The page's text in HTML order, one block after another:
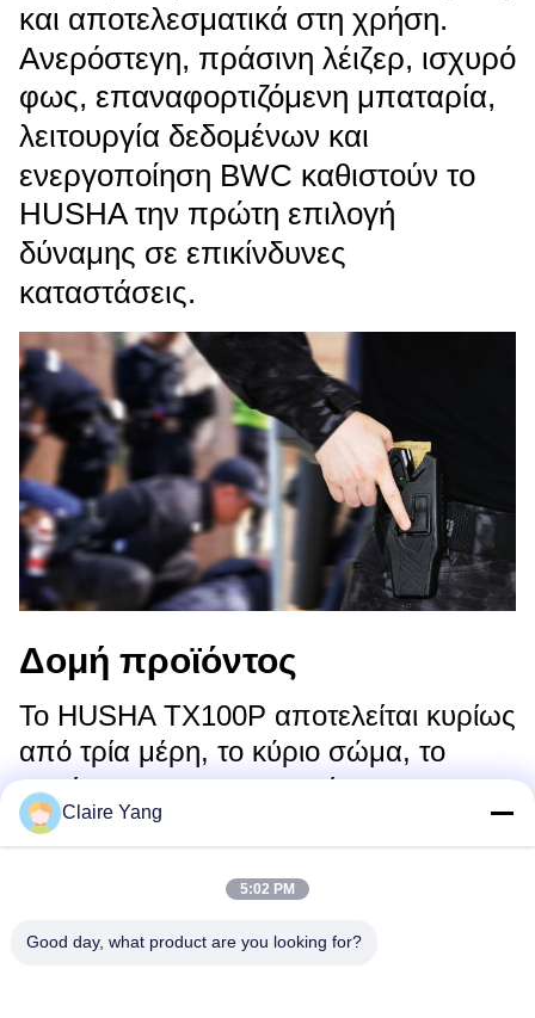
και αποτελεσματικά στη χρήση.
Ανερόστεγη, πράσινη λέιζερ, ισχυρό
φως, επαναφορτιζόμενη μπαταρία,
λειτουργία δεδομένων και
ενεργοποίηση BWC καθιστούν το
HUSHA την πρώτη επιλογή
δύναμης σε επικίνδυνες
καταστάσεις.
Δομή προϊόντος
Το HUSHA TX100P αποτελείται κυρίως
από τρία μέρη, το κύριο σώμα, το
φυσίγγιο και την μπαταρία.
Claire Yang
5:02 PM
Good day, what product are you looking for?